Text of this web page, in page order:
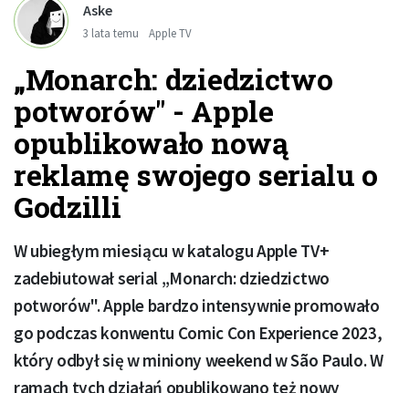
Aske
3 lata temu Apple TV
„Monarch: dziedzictwo
potworów" - Apple
opublikowało nową
reklamę swojego serialu o
Godzilli
W ubiegłym miesiącu w katalogu Apple TV+
zadebiutował serial „Monarch: dziedzictwo
potworów". Apple bardzo intensywnie promowało
go podczas konwentu Comic Con Experience 2023,
który odbył się w miniony weekend w São Paulo. W
ramach tych działań opublikowano też nowy